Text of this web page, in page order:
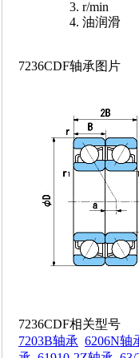
r/min
油润滑
7236CDF轴承图片
7236CDF相关型号
7203B轴承 6206N轴